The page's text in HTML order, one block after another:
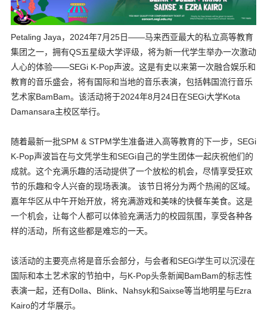
Petaling Jaya，2024年7月25日——马来西亚最大的私立高等教育
集团之一，拥有QS五星级大学评级，将为新一代学生举办一次激动
人心的体验——SEGi K-Pop声波。这是有史以来第一次融合娱乐和
教育的音乐盛会，将有国际和当地的音乐表演，包括韩国流行音乐
艺术家BamBam。该活动将于2024年8月24日在SEGi大学Kota
Damansara主校区举行。
随着最新一批SPM & STPM学生准备进入高等教育的下一步，SEGi
K-Pop声波旨在与文凭学生和SEGi自己的学生团体一起庆祝他们的
成就。这个充满乐趣的活动提供了一个放松的机会，尽情享受狂欢
节的乐趣和令人兴奋的现场表演。 该节日将分为两个热闹的区域。
嘉年华区从中午开始开放，将充满游戏和美味的快餐车美食。这是
一个机会，让每个人都可以体验充满活力的校园氛围，享受各种各
样的活动，所有这些都是难忘的一天。
该活动的主要亮点将是音乐会部分，与会者和SEGi学生可以沉浸在
国际和本土艺术家的节拍中，与K-Pop头条新闻BamBam的标志性
表演一起，还有Dolla、Blink、Nahsyk和Saixse等当地明星与Ezra
Kairo的才华展示。